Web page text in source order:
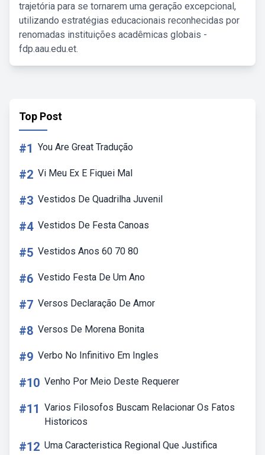
trajetória para se tornarem uma geração excepcional,
utilizando estratégias educacionais reconhecidas por
renomadas instituições acadêmicas globais -
fdp.aau.edu.et.
Top Post
#1 You Are Great Tradução
#2 Vi Meu Ex E Fiquei Mal
#3 Vestidos De Quadrilha Juvenil
#4 Vestidos De Festa Canoas
#5 Vestidos Anos 60 70 80
#6 Vestido Festa De Um Ano
#7 Versos Declaração De Amor
#8 Versos De Morena Bonita
#9 Verbo No Infinitivo Em Ingles
#10 Venho Por Meio Deste Requerer
#11 Varios Filosofos Buscam Relacionar Os Fatos
Historicos
#12 Uma Caracteristica Regional Que Justifica